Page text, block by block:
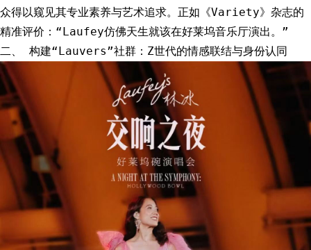
众得以窥见其专业素养与艺术追求。正如《Variety》杂志的
精准评价：“Laufey仿佛天生就该在好莱坞音乐厅演出。”
二、 构建“Lauvers”社群：Z世代的情感联结与身份认同